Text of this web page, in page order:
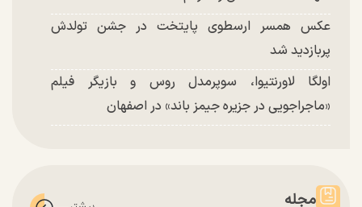
عکس همسر ارسطوی پایتخت در جشن تولدش
پربازدید شد
اولگا لاورنتیوا، سوپرمدل روس و بازیگر فیلم
«ماجراجویی در جزیره جیمز باند» در اصفهان
مجله